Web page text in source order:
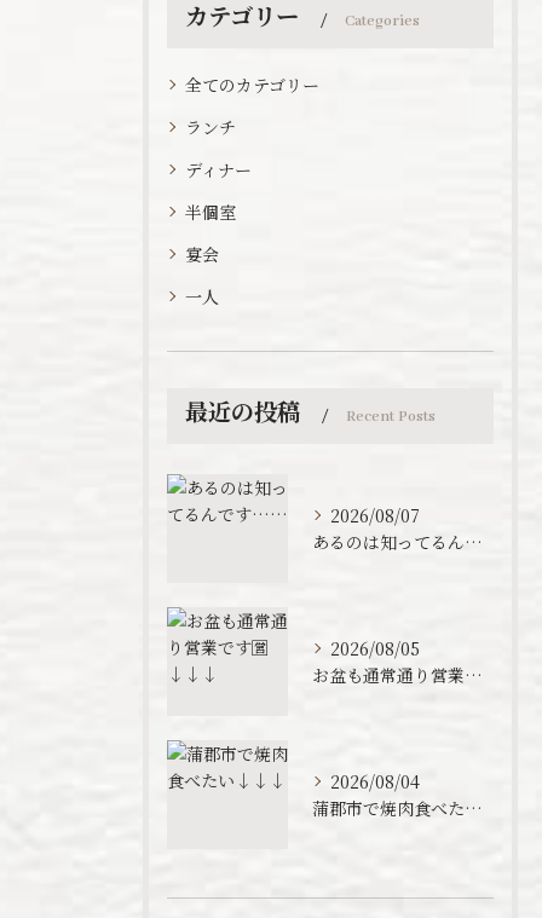
カテゴリー Categories
全てのカテゴリー
ランチ
ディナー
半個室
宴会
一人
最近の投稿 Recent Posts
2026/08/07
あるのは知ってるんです……
2026/08/05
お盆も通常通り営業です🈺↓↓↓
2026/08/04
蒲郡市で焼肉食べたい↓↓↓